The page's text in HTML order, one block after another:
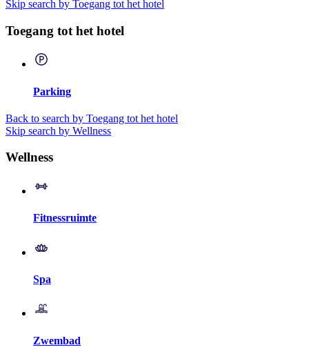
Skip search by Toegang tot het hotel
Toegang tot het hotel
Parking
Back to search by Toegang tot het hotel
Skip search by Wellness
Wellness
Fitnessruimte
Spa
Zwembad